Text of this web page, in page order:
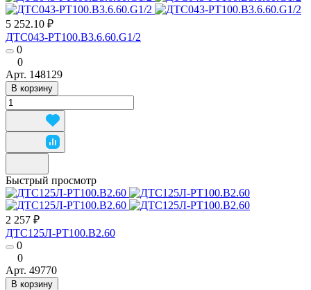
5 252.10 ₽
ДТС043-РТ100.В3.6.60.G1/2
0
0
Арт. 148129
В корзину
Быстрый просмотр
2 257 ₽
ДТС125Л-РТ100.В2.60
0
0
Арт. 49770
В корзину